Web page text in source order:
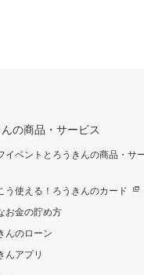
の商品・サービス
イベントとろうきんの商品・サ
う使える！ろうきんのカード
お金の貯め方
んのローン
んアプリ